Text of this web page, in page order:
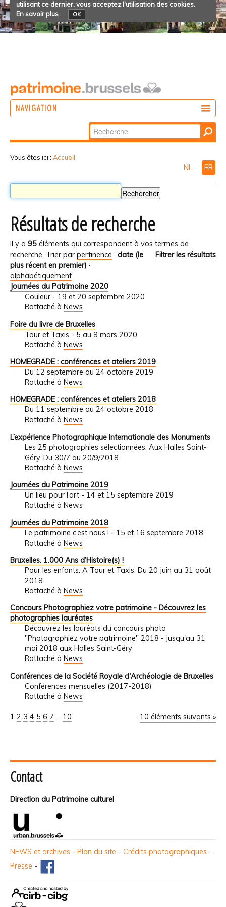
utilisant ce dernier, vous acceptez l'utilisation des cookies.
En savoir plus
OK
NAVIGATION
Chercher par
Recherche
Vous êtes ici : Accueil
NL FR
Résultats de recherche
Il y a 95 éléments qui correspondent à vos termes de
recherche.
Filtrer les résultats
Trier par pertinence · date (le
plus récent en premier) ·
alphabétiquement
Journées du Patrimoine 2020
Couleur - 19 et 20 septembre 2020
Rattaché à News
Foire du livre de Bruxelles
Tour et Taxis - 5 au 8 mars 2020
Rattaché à News
HOMEGRADE : conférences et ateliers 2019
Du 12 septembre au 24 octobre 2019
Rattaché à News
HOMEGRADE : conférences et ateliers 2018
Du 11 septembre au 24 octobre 2018
Rattaché à News
L’expérience Photographique Internationale des Monuments
Les 25 photographies sélectionnées. Aux Halles Saint-
Géry. Du 30/7 au 20/9/2018
Rattaché à News
Journées du Patrimoine 2019
Un lieu pour l’art - 14 et 15 septembre 2019
Rattaché à News
Journées du Patrimoine 2018
Le patrimoine c’est nous ! - 15 et 16 septembre 2018
Rattaché à News
Bruxelles. 1.000 Ans d’Histoire(s) !
Pour les enfants. A Tour et Taxis. Du 20 juin au 31 août
2018
Rattaché à News
Concours Photographiez votre patrimoine - Découvrez les
photographies lauréates
Découvrez les lauréats du concours photo
"Photographiez votre patrimoine" 2018 - jusqu'au 31
mai 2018 aux Halles Saint-Géry
Rattaché à News
Conférences de la Société Royale d'Archéologie de Bruxelles
Conférences mensuelles (2017-2018)
Rattaché à News
10 éléments suivants »
1 2 3 4 5 6 7 ... 10
Contact
Direction du Patrimoine culturel
NEWS et archives - Plan du site - Crédits photographiques -
Presse -